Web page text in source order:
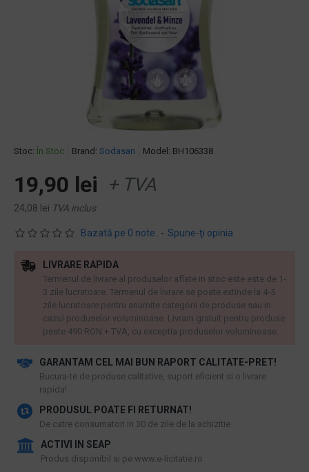
Stoc: În Stoc Brand: Sodasan Model: BH106338
Bazată pe 0 note. - Spune-ţi opinia
19,90 lei + TVA
24,08 lei TVA inclus
GARANTAM CEL MAI BUN RAPORT CALITATE-PRET!
​Bucura-te de produse calitative, suport eficient si o livrare
rapida!
PRODUSUL POATE FI RETURNAT!
De catre consumatori in 30 de zile de la achizitie
ACTIVI IN SEAP
Produs disponibil si pe www.e-licitatie.ro
LIVRARE RAPIDA
Termenul de livrare al produselor aflate in stoc este este de 1-
3 zile lucratoare. Termenul de livrare se poate extinde la 4-5
zile lucratoare pentru anumite categorii de produse sau in
cazul produselor voluminoase. Livram gratuit pentru produse
peste 490 RON + TVA, cu exceptia produselor voluminoase.